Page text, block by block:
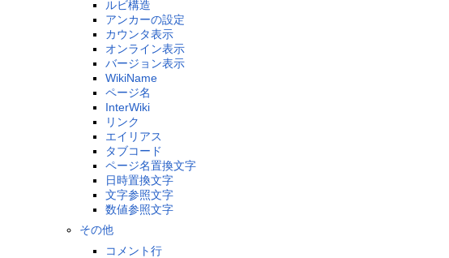
ルビ構造
アンカーの設定
カウンタ表示
オンライン表示
バージョン表示
WikiName
ページ名
InterWiki
リンク
エイリアス
タブコード
ページ名置換文字
日時置換文字
文字参照文字
数値参照文字
その他
コメント行